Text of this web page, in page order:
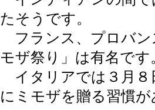
たそうです。
フランス、プロバン
モザ祭り」は有名です
イタリアでは３月８
にミモザを贈る習慣